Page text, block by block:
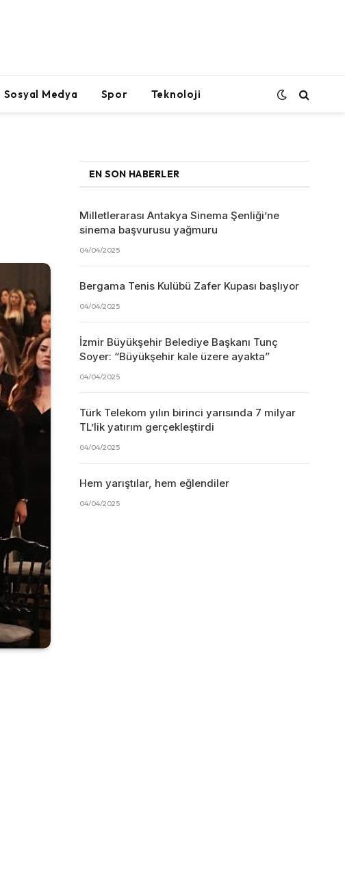
Sosyal Medya Spor Teknoloji
EN SON HABERLER
Milletlerarası Antakya Sinema Şenliği’ne
sinema başvurusu yağmuru
04/04/2025
Bergama Tenis Kulübü Zafer Kupası başlıyor
04/04/2025
İzmir Büyükşehir Belediye Başkanı Tunç
Soyer: “Büyükşehir kale üzere ayakta”
04/04/2025
Türk Telekom yılın birinci yarısında 7 milyar
TL’lik yatırım gerçekleştirdi
04/04/2025
Hem yarıştılar, hem eğlendiler
04/04/2025